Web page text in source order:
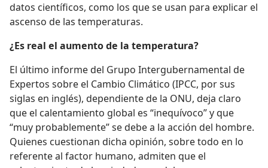
datos científicos, como los que se usan para explicar el
ascenso de las temperaturas.
¿Es real el aumento de la temperatura?
El último informe del Grupo Intergubernamental de
Expertos sobre el Cambio Climático (IPCC, por sus
siglas en inglés), dependiente de la ONU, deja claro
que el calentamiento global es “inequívoco” y que
“muy probablemente” se debe a la acción del hombre.
Quienes cuestionan dicha opinión, sobre todo en lo
referente al factor humano, admiten que el